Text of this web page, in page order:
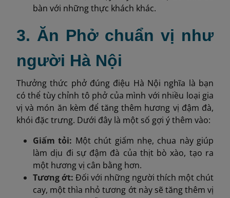
bàn với những thực khách khác.
3. Ăn Phở chuẩn vị như
người Hà Nội
Thưởng thức phở đúng điệu Hà Nội nghĩa là bạn
có thể tùy chỉnh tô phở của mình với nhiều loại gia
vị và món ăn kèm để tăng thêm hương vị đậm đà,
khói đặc trưng. Dưới đây là một số gợi ý thêm vào:
Giấm tỏi: Một chút giấm nhẹ, chua này giúp
làm dịu đi sự đậm đà của thịt bò xào, tạo ra
một hương vị cân bằng hơn.
Tương ớt: Đối với những người thích một chút
cay, một thìa nhỏ tương ớt này sẽ tăng thêm vị